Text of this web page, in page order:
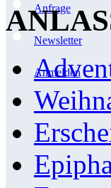
Anfrage
Newsletter
Anmelden